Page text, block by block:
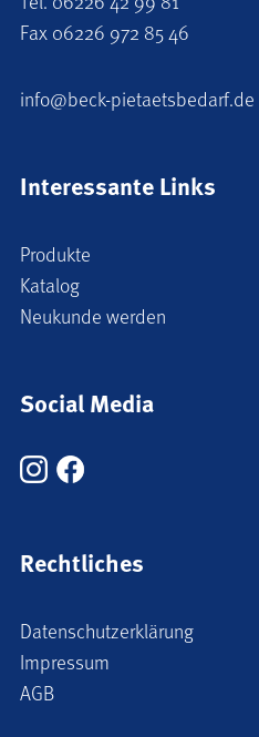
Fax 06226 972 85 46
info@beck-pietaetsbedarf.de
Interessante Links
Produkte
Katalog
Neukunde werden
Social Media
Rechtliches
Datenschutzerklärung
Impressum
AGB